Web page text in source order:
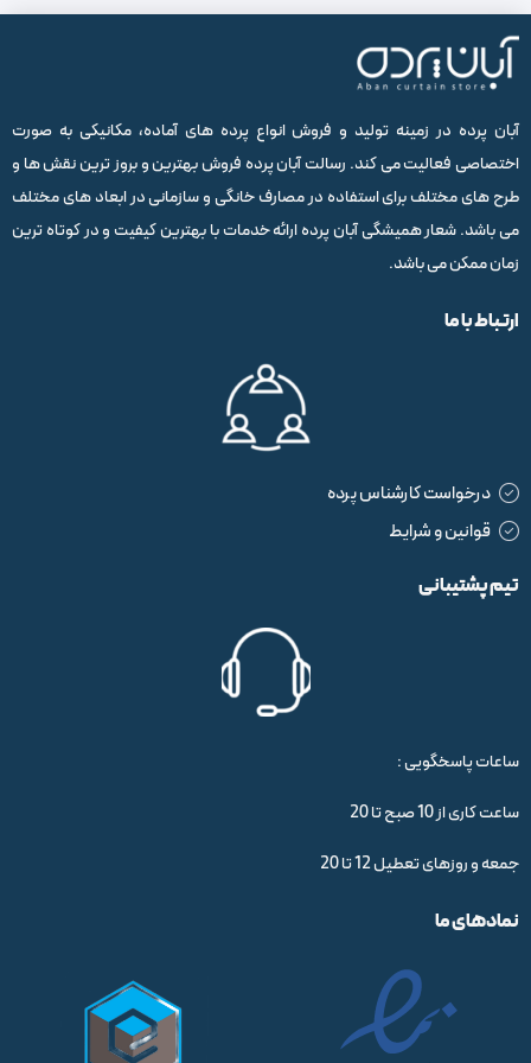
آبان پرده در زمینه تولید و فروش انواع پرده های آماده، مکانیکی به صورت
اختصاصی فعالیت می کند. رسالت آبان پرده فروش بهترین و بروز ترین نقش ها و
طرح های مختلف برای استفاده در مصارف خانگی و سازمانی در ابعاد های مختلف
می باشد. شعار همیشگی آبان پرده ارائه خدمات با بهترین کیفیت و در کوتاه ترین
زمان ممکن می باشد.
ارتباط با ما
درخواست کارشناس پرده
قوانین و شرایط
تیم پشتیبانی
ساعات پاسخگویی :
ساعت کاری از 10 صبح تا 20
جمعه و روزهای تعطیل 12 تا 20
نمادهای ما